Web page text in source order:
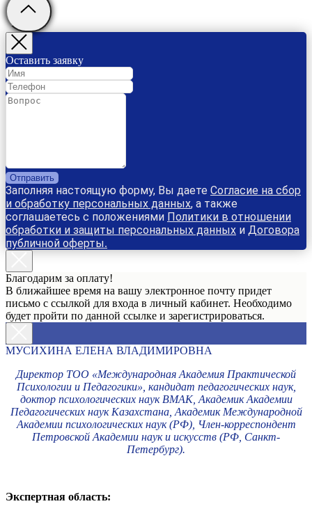
Оставить заявку
Отправить
Заполняя настоящую форму, Вы даете Согласие на сбор
и обработку персональных данных, а также
соглашаетесь с положениями Политики в отношении
обработки и защиты персональных данных и Договора
публичной оферты.
Благодарим за оплату!
В ближайшее время на вашу электронное почту придет
письмо с ссылкой для входа в личный кабинет. Необходимо
будет пройти по данной ссылке и зарегистрироваться.
МУСИХИНА ЕЛЕНА ВЛАДИМИРОВНА
Директор ТОО «Международная Академия Практической
Психологии и Педагогики», кандидат педагогических наук,
доктор психологических наук ВМАК, Академик Академии
Педагогических наук Казахстана, Академик Международной
Академии психологических наук (РФ), Член-корреспондент
Петровской Академии наук и искусств (РФ, Санкт-
Петербург).
Экспертная область: